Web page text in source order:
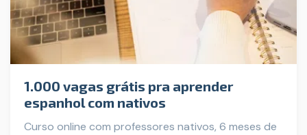
1.000 vagas grátis pra aprender
espanhol com nativos
Curso online com professores nativos, 6 meses de